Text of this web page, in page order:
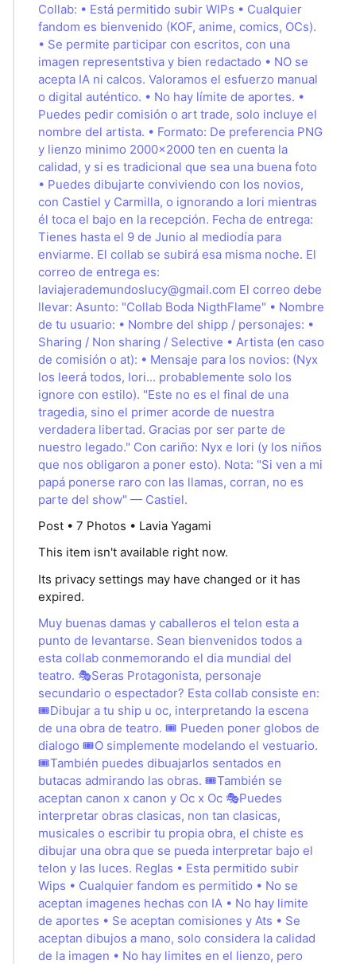
Collab: • Está permitido subir WIPs • Cualquier
fandom es bienvenido (KOF, anime, comics, OCs).
• Se permite participar con escritos, con una
imagen representstiva y bien redactado • NO se
acepta IA ni calcos. Valoramos el esfuerzo manual
o digital auténtico. • No hay límite de aportes. •
Puedes pedir comisión o art trade, solo incluye el
nombre del artista. • Formato: De preferencia PNG
y lienzo minimo 2000x2000 ten en cuenta la
calidad, y si es tradicional que sea una buena foto
• Puedes dibujarte conviviendo con los novios,
con Castiel y Carmilla, o ignorando a Iori mientras
él toca el bajo en la recepción. Fecha de entrega:
Tienes hasta el 9 de Junio al mediodía para
enviarme. El collab se subirá esa misma noche. El
correo de entrega es:
laviajerademundoslucy@gmail.com El correo debe
llevar: Asunto: "Collab Boda NigthFlame" • Nombre
de tu usuario: • Nombre del shipp / personajes: •
Sharing / Non sharing / Selective • Artista (en caso
de comisión o at): • Mensaje para los novios: (Nyx
los leerá todos, Iori... probablemente solo los
ignore con estilo). "Este no es el final de una
tragedia, sino el primer acorde de nuestra
verdadera libertad. Gracias por ser parte de
nuestro legado." Con cariño: Nyx e Iori (y los niños
que nos obligaron a poner esto). Nota: "Si ven a mi
papá ponerse raro con las llamas, corran, no es
parte del show" — Castiel.
Post • 7 Photos • Lavia Yagami
This item isn't available right now.
Its privacy settings may have changed or it has
expired.
Muy buenas damas y caballeros el telon esta a
punto de levantarse. Sean bienvenidos todos a
esta collab conmemorando el dia mundial del
teatro. 🎭Seras Protagonista, personaje
secundario o espectador? Esta collab consiste en:
🎟Dibujar a tu ship u oc, interpretando la escena
de una obra de teatro. 🎟 Pueden poner globos de
dialogo 🎟O simplemente modelando el vestuario.
🎟También puedes dibuajarlos sentados en
butacas admirando las obras. 🎟También se
aceptan canon x canon y Oc x Oc 🎭Puedes
interpretar obras clasicas, non tan clasicas,
musicales o escribir tu propia obra, el chiste es
dibujar una obra que se pueda interpretar bajo el
telon y las luces. Reglas • Esta permitido subir
Wips • Cualquier fandom es permitido • No se
aceptan imagenes hechas con IA • No hay limite
de aportes • Se aceptan comisiones y Ats • Se
aceptan dibujos a mano, solo considera la calidad
de la imagen • No hay limites en el lienzo, pero